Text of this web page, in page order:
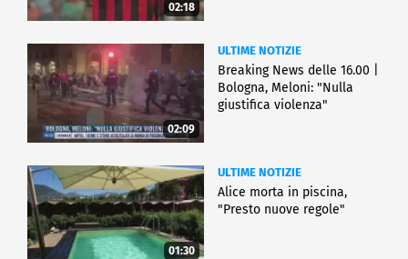
02:18
02:09
ULTIME NOTIZIE
Breaking News delle 16.00 |
Bologna, Meloni: "Nulla
giustifica violenza"
01:30
ULTIME NOTIZIE
Alice morta in piscina,
"Presto nuove regole"